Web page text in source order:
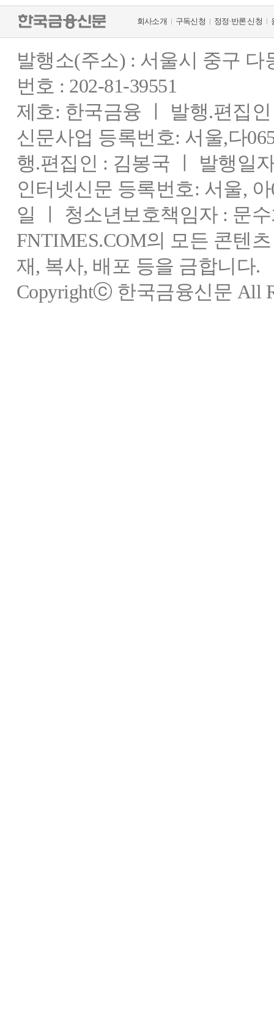
회사소개 구독신청 정정·반론 신청
발행소(주소) : 서울시 중구
번호 : 202-81-39551
제호: 한국금융 ㅣ 발행.편집
신문사업 등록번호: 서울,다
행.편집인 : 김봉국 ㅣ 발행일
인터넷신문 등록번호: 서울,
일 ㅣ 청소년보호책임자 : 문
FNTIMES.COM의 모든 콘텐
재, 복사, 배포 등을 금합니다.
Copyrightⓒ 한국금융신문 All